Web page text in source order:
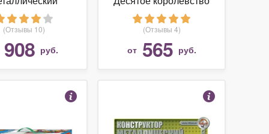
«Краны»
(Отзывы 10)
908 руб.
Как раньше 00953
Грузовик и трактор
(Отзывы 4)
от 565 руб.